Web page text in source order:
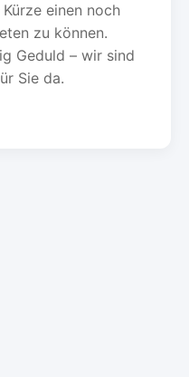
einen noch
zu können.
Geduld – wir sind
Sie da.